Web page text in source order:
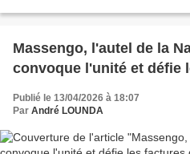
Massengo, l'autel de la
convoque l'unité et défie
Publié le 13/04/2026 à 18:07
Par André LOUNDA